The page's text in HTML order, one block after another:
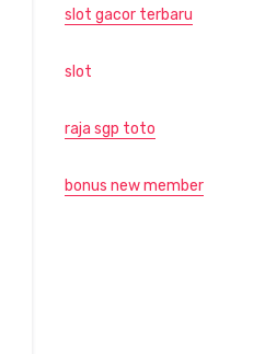
slot gacor terbaru
slot
raja sgp toto
bonus new member